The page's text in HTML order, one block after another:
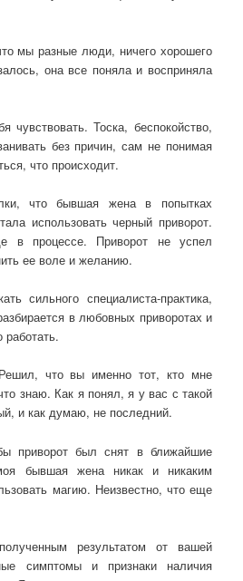
мы разные люди, ничего хорошего
она все поняла и восприняла
чувствовать. Тоска, беспокойство,
без причин, сам не понимая
что происходит.
что бывшая жена в попытках
использовать черный приворот.
в процессе. Приворот не успел
ее воле и желанию.
сильного специалиста-практика,
в любовных приворотах и
что вы именно тот, кто мне
знаю. Как я понял, я у вас с такой
и как думаю, не последний.
приворот был снят в ближайшие
бывшая жена никак и никаким
магию. Неизвестно, что еще
результатом от вашей
симптомы и признаки наличия